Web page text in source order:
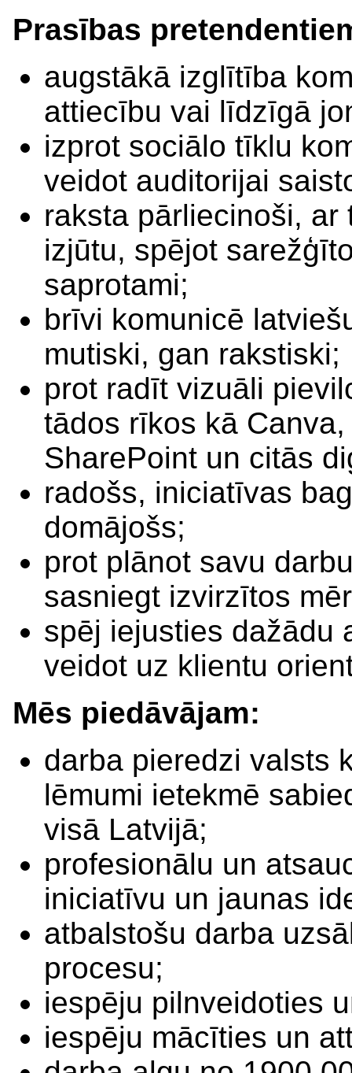
Prasības
augstākā izglītība
attiecību vai līdzīgā
izprot sociālo tīklu
veidot auditorijai
raksta pārliecinoši,
izjūtu, spējot
saprotami;
brīvi komunicē
mutiski, gan rakstiski;
prot radīt vizuāli
tādos rīkos kā
SharePoint un citās
radošs, iniciatīvas
domājošs;
prot plānot savu
sasniegt izvirzītos
spēj iejusties dažādu
veidot uz klientu
Mēs piedāvājam:
darba pieredzi valsts
lēmumi ietekmē
visā Latvijā;
profesionālu un
iniciatīvu un jaunas
atbalstošu darba
procesu;
iespēju pilnveidoties
iespēju mācīties un